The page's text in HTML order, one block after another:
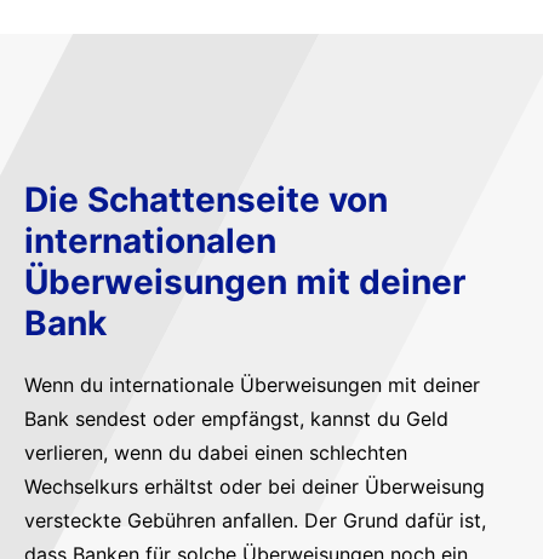
Die Schattenseite von
internationalen
Überweisungen mit deiner
Bank
Wenn du internationale Überweisungen mit deiner
Bank sendest oder empfängst, kannst du Geld
verlieren, wenn du dabei einen schlechten
Wechselkurs erhältst oder bei deiner Überweisung
versteckte Gebühren anfallen. Der Grund dafür ist,
dass Banken für solche Überweisungen noch ein